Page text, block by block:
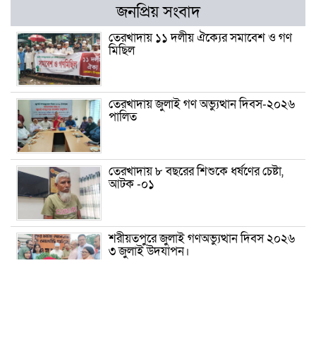
জনপ্রিয় সংবাদ
তেরখাদায় ১১ দলীয় ঐক্যের সমাবেশ ও গণ
মিছিল
তেরখাদায় জুলাই গণ অভ্যুত্থান দিবস-২০২৬
পালিত
তেরখাদায় ৮ বছরের শিশুকে ধর্ষণের চেষ্টা,
আটক -০১
শরীয়তপুরে জুলাই গণঅভ্যুত্থান দিবস ২০২৬
৩ জুলাই উদযাপন।